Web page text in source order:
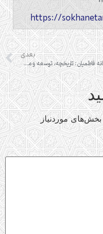
بعدی
کتابخانه فاطمیان: تاریخچه، توسعه و مدیریت
بخش‌های موردنیاز